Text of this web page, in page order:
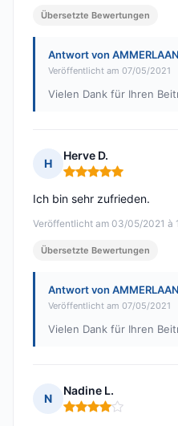
Übersetzte Bewertungen
Antwort von
Veröffentlicht am 07/05/2021
Vielen Dank für Ihren
H
Herve D.
Hinweis: 5 von 5
Veröffentlicht am 03/05/2021 à
Ich bin sehr zufrieden.
Übersetzte Bewertungen
Antwort von
Veröffentlicht am 07/05/2021
Vielen Dank für Ihren
N
Nadine L.
Hinweis: 4 von 5